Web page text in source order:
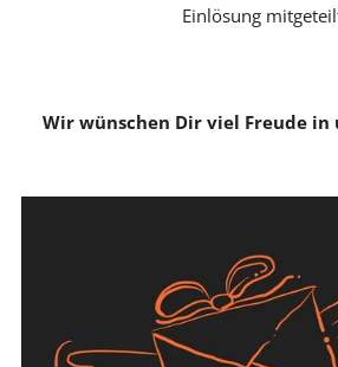
Einlösung
Wir wünschen Dir viel Freude in